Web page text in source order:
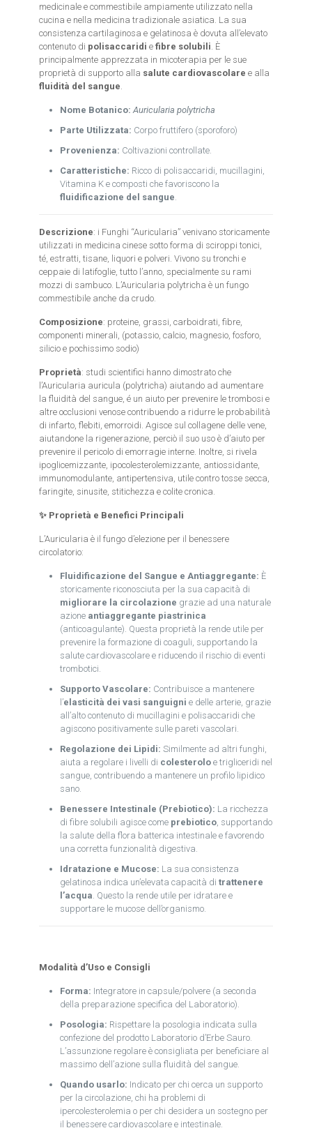
medicinale e commestibile ampiamente utilizzato nella
cucina e nella medicina tradizionale asiatica. La sua
consistenza cartilaginosa e gelatinosa è dovuta all’elevato
contenuto di polisaccaridi efibre solubili . È
principalmente apprezzata in micoterapia per le sue
proprietà di supporto alla salute cardiovascolare e alla
fluidità del sangue
Nome Botanico: Auricularia polytricha
Parte Utilizzata: Corpo fruttifero (sporoforo)
Provenienza: Coltivazioni controllate.
Caratteristiche: Ricco di polisaccaridi, mucillagini,
Vitamina K e composti che favoriscono la
fluidificazione del sangue
Descrizione: i Funghi “Auricularia” venivano storicamente
utilizzati in medicina cinese sotto forma di sciroppi tonici,
té, estratti, tisane, liquori e polveri. Vivono su tronchi e
ceppaie di latifoglie, tutto l’anno, specialmente su rami
mozzi di sambuco. L’Auricularia polytricha è un fungo
commestibile anche da crudo.
Composizione: proteine, grassi, carboidrati, fibre,
componenti minerali, (potassio, calcio, magnesio, fosforo,
silicio e pochissimo sodio)
Proprietà: studi scientifici hanno dimostrato che
l’Auricularia auricula (polytricha) aiutando ad aumentare
la fluidità del sangue, é un aiuto per prevenire le trombosi e
altre occlusioni venose contribuendo a ridurre le probabilità
di infarto, flebiti, emorroidi. Agisce sul collagene delle vene,
aiutandone la rigenerazione, perciò il suo uso è d’aiuto per
prevenire il pericolo di emorragie interne. Inoltre, si rivela
ipoglicemizzante, ipocolesterolemizzante, antiossidante,
immunomodulante, antipertensiva, utile contro tosse secca,
faringite, sinusite, stitichezza e colite cronica.
✨ Proprietà e Benefici Principali
L’Auricularia è il fungo d’elezione per il benessere
circolatorio:
Fluidificazione del Sangue e Antiaggregante: È
storicamente riconosciuta per la sua capacità di
migliorare la circolazione grazie ad una naturale
azione antiaggregante piastrinica
(anticoagulante). Questa proprietà la rende utile per
prevenire la formazione di coaguli, supportando la
salute cardiovascolare e riducendo il rischio di eventi
trombotici.
Supporto Vascolare: Contribuisce a mantenere
l’elasticità dei vasi sanguigni e delle arterie, grazie
all’alto contenuto di mucillagini e polisaccaridi che
agiscono positivamente sulle pareti vascolari.
Regolazione dei Lipidi: Similmente ad altri funghi,
aiuta a regolare i livelli di colesterolo e trigliceridi nel
sangue, contribuendo a mantenere un profilo lipidico
sano.
Benessere Intestinale (Prebiotico): La ricchezza
di fibre solubili agisce come prebiotico , supportando
la salute della flora batterica intestinale e favorendo
una corretta funzionalità digestiva.
Idratazione e Mucose: La sua consistenza
gelatinosa indica un’elevata capacità ditrattenere
l’acqua . Questo la rende utile per idratare e
supportare le mucose dell’organismo.
Modalità d’Uso e Consigli
Forma: Integratore in capsule/polvere (a seconda
della preparazione specifica del Laboratorio).
Posologia: Rispettare la posologia indicata sulla
confezione del prodotto Laboratorio d’Erbe Sauro.
L’assunzione regolare è consigliata per beneficiare al
massimo dell’azione sulla fluidità del sangue.
Quando usarlo: Indicato per chi cerca un supporto
per la circolazione, chi ha problemi di
ipercolesterolemia o per chi desidera un sostegno per
il benessere cardiovascolare e intestinale.